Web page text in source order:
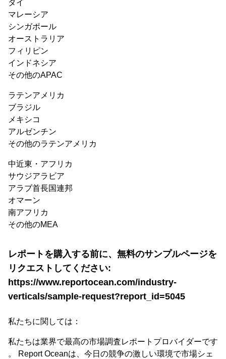
タイ
マレーシア
シンガポール
オーストラリア
フィリピン
インドネシア
その他のAPAC
ラテンアメリカ
ブラジル
メキシコ
アルゼンチン
その他のラテンアメリカ
中近東・アフリカ
サウジアラビア
アラブ首長国連邦
オマーン
南アフリカ
その他のMEA
レポートを購入する前に、無料のサンプルページを
リクエストしてください:
https://www.reportocean.com/industry-
verticals/sample-request?report_id=5045
私たちに関しては：
私たちは業界で最高の市場調査レポートプロバイダーです
。 Report Oceanは、今日の競争の激しい環境で市場シェ